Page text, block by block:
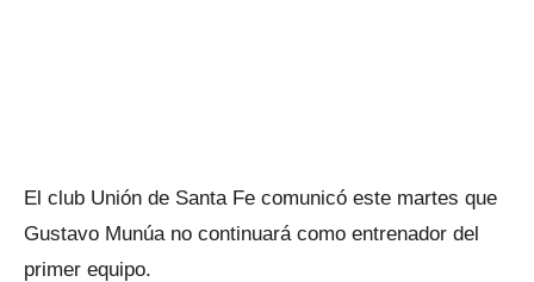
El club Unión de Santa Fe comunicó este martes que
Gustavo Munúa no continuará como entrenador del
primer equipo.